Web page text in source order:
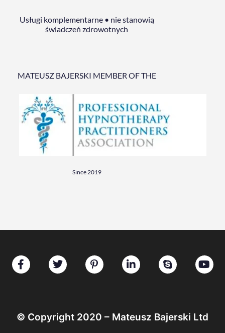
Usługi komplementarne • nie stanowią
świadczeń zdrowotnych
MATEUSZ BAJERSKI MEMBER OF THE
Since 2019
© Copyright 2020 – Mateusz Bajerski Ltd